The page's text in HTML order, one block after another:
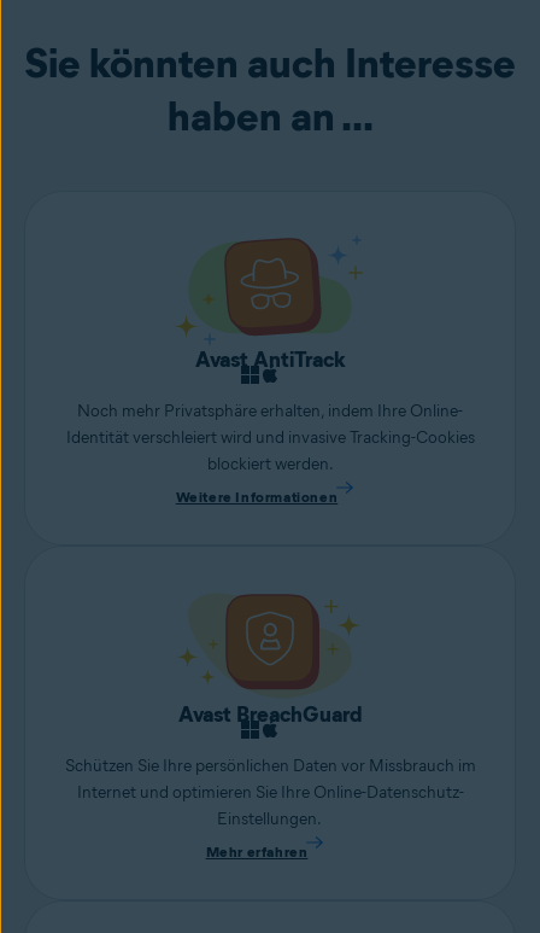
Sie könnten auch Interesse
haben an ...
Avast AntiTrack
Noch mehr Privatsphäre erhalten, indem Ihre Online-
Identität verschleiert wird und invasive Tracking-Cookies
blockiert werden.
Weitere Informationen
Avast BreachGuard
Schützen Sie Ihre persönlichen Daten vor Missbrauch im
Internet und optimieren Sie Ihre Online-Datenschutz-
Einstellungen.
Mehr erfahren